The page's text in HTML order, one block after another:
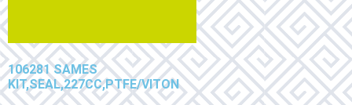
106281 SAMES
KIT,SEAL,227CC,PTFE/VITON